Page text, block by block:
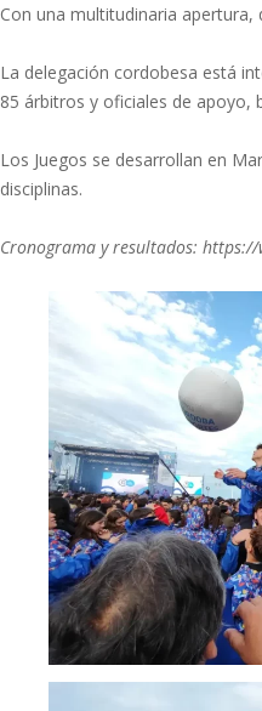
Con una multitudinaria
La delegación cordobesa está
85 árbitros y oficiales de apoyo,
Los Juegos se desarrollan en
disciplinas.
Cronograma y resultados: